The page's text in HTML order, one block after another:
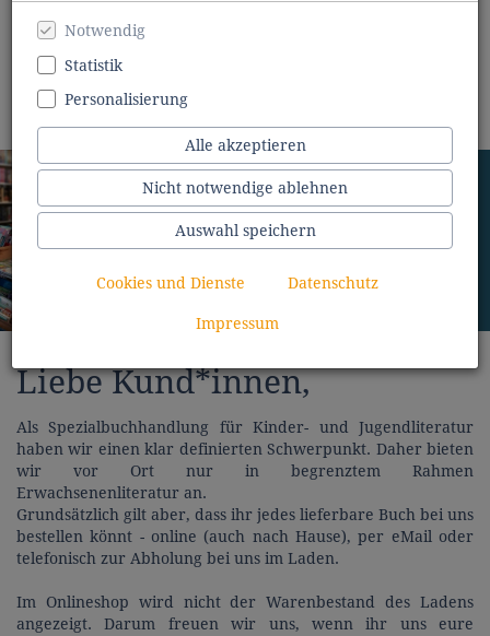
Notwendig
Statistik
Personalisierung
Alle akzeptieren
Nicht notwendige ablehnen
Auswahl speichern
Cookies und Dienste Datenschutz
Impressum
klein, aber oho
Liebe Kund*innen,
Als Spezialbuchhandlung für Kinder- und Jugendliteratur
haben wir einen klar definierten Schwerpunkt. Daher bieten
wir vor Ort nur in begrenztem Rahmen
Erwachsenenliteratur an.
Grundsätzlich gilt aber, dass ihr jedes lieferbare Buch bei uns
bestellen könnt - online (auch nach Hause), per eMail oder
telefonisch zur Abholung bei uns im Laden.
Im Onlineshop wird nicht der Warenbestand des Ladens
angezeigt. Darum freuen wir uns, wenn ihr uns eure